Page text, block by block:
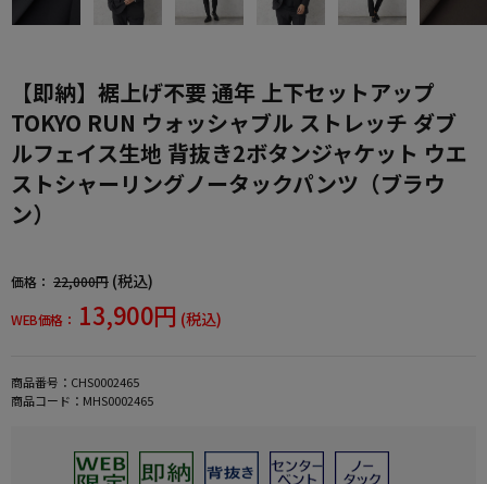
【即納】裾上げ不要 通年 上下セットアップ
TOKYO RUN ウォッシャブル ストレッチ ダブ
ルフェイス生地 背抜き2ボタンジャケット ウエ
ストシャーリングノータックパンツ（ブラウ
ン）
価格： 22,000円 (税込)
WEB価格： 13,900円 (税込)
商品番号： CHS0002465
商品コード： MHS0002465